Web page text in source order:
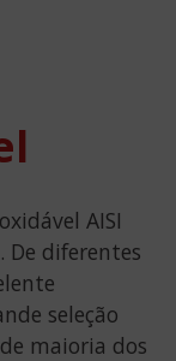
AISI
De diferentes
seleção
maioria dos